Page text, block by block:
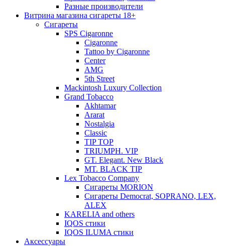
Разные производители
Витрина магазина сигареты 18+
Cигареты
SPS Cigaronne
Сigaronne
Tattoo by Cigaronne
Center
AMG
5th Street
Mackintosh Luxury Collection
Grand Tobacco
Akhtamar
Ararat
Nostalgia
Classic
TIP TOP
TRIUMPH. VIP
GT. Elegant. New Black
MT. BLACK TIP
Lex Tobacco Company
Сигареты MORION
Сигареты Democrat, SOPRANO, LEX,
ALEX
KARELIA and others
IQOS стики
IQOS ILUMA стики
Аксессуары